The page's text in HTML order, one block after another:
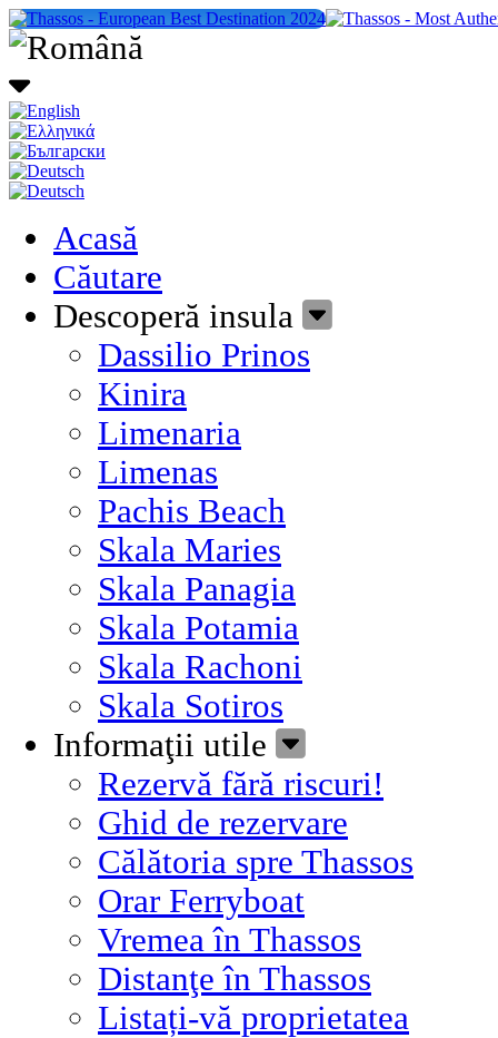
Acasă
Căutare
Descoperă insula
Dassilio Prinos
Kinira
Limenaria
Limenas
Pachis Beach
Skala Maries
Skala Panagia
Skala Potamia
Skala Rachoni
Skala Sotiros
Informaţii utile
Rezervă fără riscuri!
Ghid de rezervare
Călătoria spre Thassos
Orar Ferryboat
Vremea în Thassos
Distanţe în Thassos
Listați-vă proprietatea